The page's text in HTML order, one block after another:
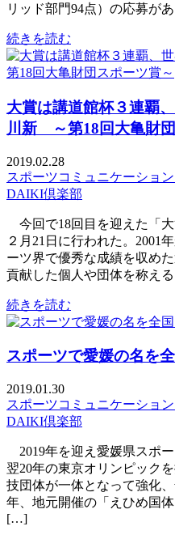
リッド部門94点）の応募が
続きを読む
大賞は講道館杯３連覇
川新 ～第18回大亀財
2019.02.28
スポーツコミュニケーショ
DAIKI倶楽部
今回で18回目を迎えた「
２月21日に行われた。2001
ーツ界で優秀な成績を収め
貢献した個人や団体を称え
続きを読む
スポーツで愛媛の名を
2019.01.30
スポーツコミュニケーショ
DAIKI倶楽部
2019年を迎え愛媛県スポ
翌20年の東京オリンピック
技団体が一体となって強化
年、地元開催の「えひめ国
[…]